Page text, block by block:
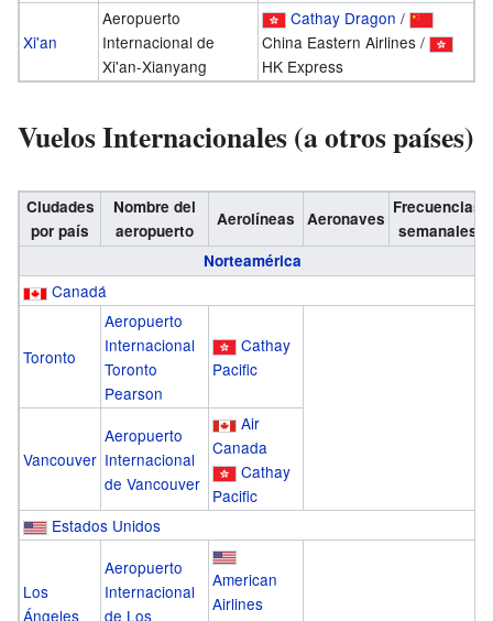
Xi'an
Aeropuerto
Internacional de
Xi'an-Xianyang
Cathay Dragon /
China Eastern Airlines /
HK Express
Vuelos Internacionales (a otros países)
Ciudades
por país
Nombre del
aeropuerto
Aerolíneas Aeronaves
Frecuencias
semanales
Norteamérica
Canadá
Toronto
Aeropuerto
Internacional
Toronto
Pearson
Cathay
Pacific
Vancouver
Aeropuerto
Internacional
de Vancouver
Air
Canada
Cathay
Pacific
Estados Unidos
Los
Ángeles
Aeropuerto
Internacional
de Los
American
Airlines